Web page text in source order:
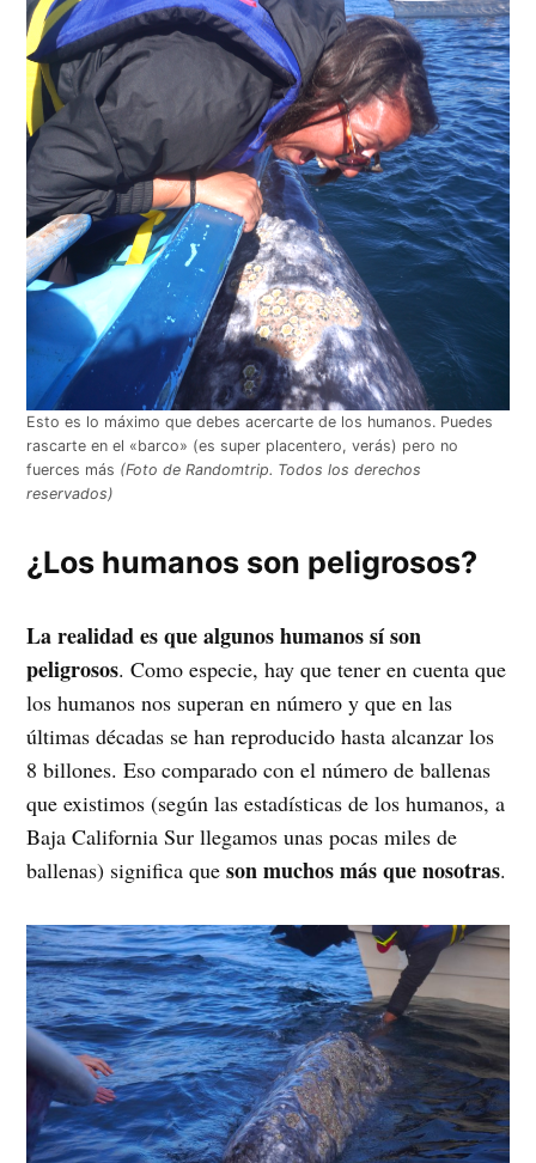
Esto es lo máximo que debes acercarte de los humanos. Puedes
rascarte en el «barco» (es super placentero, verás) pero no
fuerces más (Foto de Randomtrip. Todos los derechos
reservados)
¿Los humanos son peligrosos?
La realidad es que algunos humanos sí son
peligrosos. Como especie, hay que tener en cuenta que
los humanos nos superan en número y que en las
últimas décadas se han reproducido hasta alcanzar los
8 billones. Eso comparado con el número de ballenas
que existimos (según las estadísticas de los humanos, a
Baja California Sur llegamos unas pocas miles de
ballenas) significa queson muchos más que nosotras.